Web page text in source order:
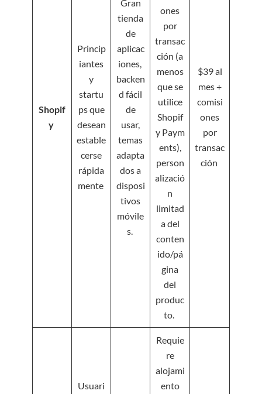
Shopif
y
Princip
iantes
y
startu
ps que
desean
estable
cerse
rápida
mente
Gran
tienda
de
aplicac
iones,
backen
d fácil
de
usar,
temas
adapta
dos a
disposi
tivos
móvile
s.
ones
por
transac
ción (a
menos
que se
utilice
Shopif
y Paym
ents),
person
alizació
n
limitad
a del
conten
ido/pá
gina
del
produc
to.
$39 al
mes +
comisi
ones
por
transac
ción
Usuari
Requie
re
alojami
ento